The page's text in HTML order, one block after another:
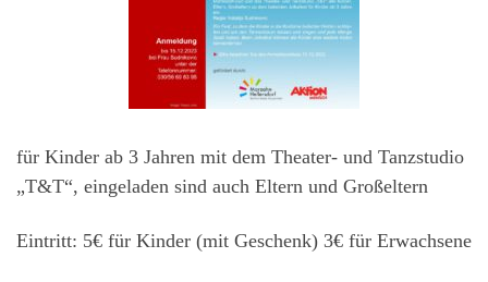
für Kinder ab 3 Jahren mit dem Theater- und Tanzstudio
„T&T“, eingeladen sind auch Eltern und Großeltern
Eintritt: 5€ für Kinder (mit Geschenk) 3€ für Erwachsene